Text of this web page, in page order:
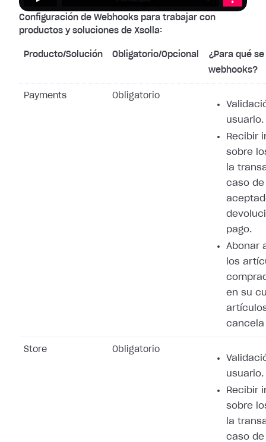
Configuración de Webhooks para trabajar con
productos y soluciones de Xsolla:
Producto/Solución Obligatorio/Opcional
¿Para qué
webhooks?
Payments Obligatorio
usuario.
Recibir
sobre
la
caso de
pago.
Abonar
los
en su
cancela
Store Obligatorio
usuario.
Recibir
sobre
la
caso de